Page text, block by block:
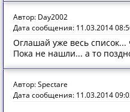
Автор: Day2002
Дата сообщения: 11.03.2014
Оглашай уже весь
Пока не нашли... а то
Автор: Spectare
Дата сообщения: 11.03.2014